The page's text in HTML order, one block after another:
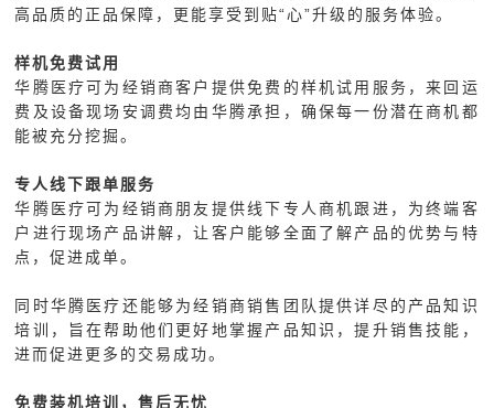
高品质的正品保障，更能享受到贴“心”升级的服务体验。
样机免费试用
华腾医疗可为经销商客户提供免费的样机试用服务，来回运
费及设备现场安调费均由华腾承担，确保每一份潜在商机都
能被充分挖掘。
专人线下跟单服务
华腾医疗可为经销商朋友提供线下专人商机跟进，为终端客
户进行现场产品讲解，让客户能够全面了解产品的优势与特
点，促进成单。
同时华腾医疗还能够为经销商销售团队提供详尽的产品知识
培训，旨在帮助他们更好地掌握产品知识，提升销售技能，
进而促进更多的交易成功。
免费装机培训，售后无忧